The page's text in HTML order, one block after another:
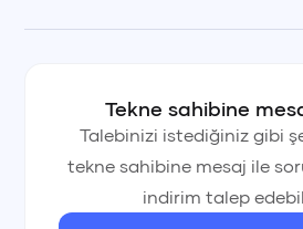
💰 Fiyata Dahil Olanlar
Tekne sahibine
Talebinizi istediğiniz gibi
tekne sahibine mesaj ile
indirim talep